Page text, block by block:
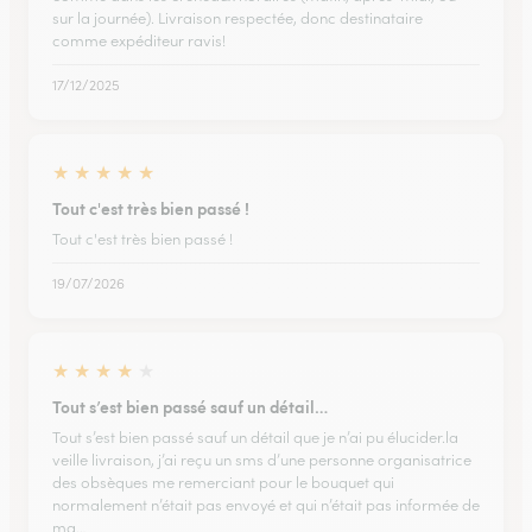
sur la journée). Livraison respectée, donc destinataire
comme expéditeur ravis!
17/12/2025
★ ★ ★ ★ ★
Tout c'est très bien passé !
Tout c'est très bien passé !
19/07/2026
★ ★ ★ ★
Tout s’est bien passé sauf un détail…
Tout s’est bien passé sauf un détail que je n’ai pu élucider.la
veille livraison, j’ai reçu un sms d’une personne organisatrice
des obsèques me remerciant pour le bouquet qui
normalement n’était pas envoyé et qui n’était pas informée de
ma…